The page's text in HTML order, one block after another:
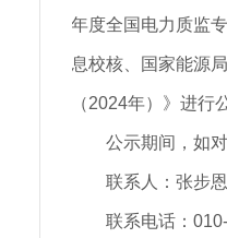
年度全国电力质监
息校核、国家能源
（2024年）》进
公示期间，如
联系人：张步
联系电话：